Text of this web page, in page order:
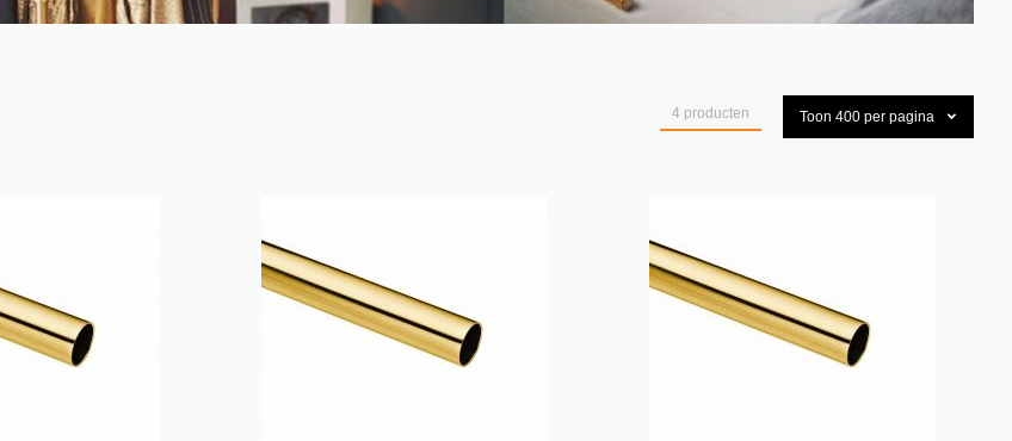
4 producten Toon 400 per pagina